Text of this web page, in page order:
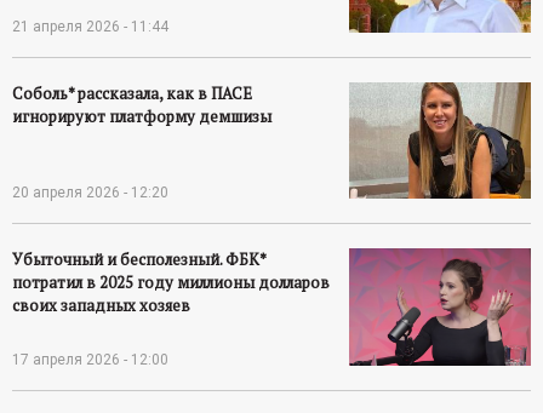
21 апреля 2026 - 11:44
Соболь* рассказала, как в ПАСЕ
игнорируют платформу демшизы
20 апреля 2026 - 12:20
Убыточный и бесполезный. ФБК*
потратил в 2025 году миллионы долларов
своих западных хозяев
17 апреля 2026 - 12:00